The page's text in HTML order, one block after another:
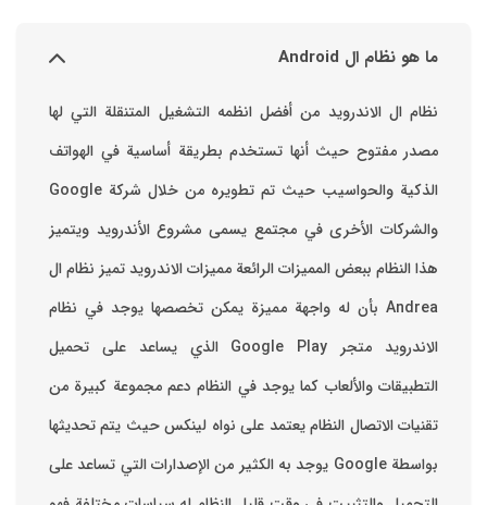
ما هو نظام ال Android
نظام ال الاندرويد من أفضل انظمه التشغيل المتنقلة التي لها
مصدر مفتوح حيث أنها تستخدم بطريقة أساسية في الهواتف
والشركات الأخرى في مجتمع يسمى مشروع الأندرويد ويتميز
هذا النظام ببعض المميزات الرائعة ‏مميزات الاندرويد ‏تميز نظام ال
Andrea بأن له واجهة مميزة يمكن تخصصها ‏يوجد في نظام
الاندرويد متجر Google Play الذي يساعد على تحميل
التطبيقات والألعاب ‏كما يوجد في النظام دعم مجموعة كبيرة من
تقنيات الاتصال ‏النظام يعتمد على نواه لينكس حيث يتم تحديثها
بواسطة ‫Google‬ ‏يوجد به الكثير من الإصدارات التي تساعد على